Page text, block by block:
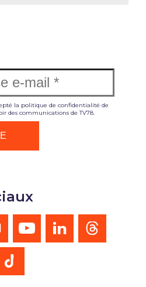
la politique de confidentialité de
des communications de TV78.